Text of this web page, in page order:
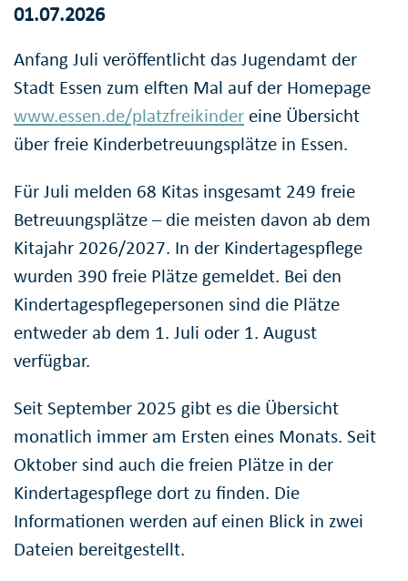
01.07.2026
Anfang Juli veröffentlicht das Jugendamt der
Stadt Essen zum elften Mal auf der Homepage
www.essen.de/platzfreikinder eine Übersicht
über freie Kinderbetreuungsplätze in Essen.
Für Juli melden 68 Kitas insgesamt 249 freie
Betreuungsplätze – die meisten davon ab dem
Kitajahr 2026/2027. In der Kindertagespflege
wurden 390 freie Plätze gemeldet. Bei den
Kindertagespflegepersonen sind die Plätze
entweder ab dem 1. Juli oder 1. August
verfügbar.
Seit September 2025 gibt es die Übersicht
monatlich immer am Ersten eines Monats. Seit
Oktober sind auch die freien Plätze in der
Kindertagespflege dort zu finden. Die
Informationen werden auf einen Blick in zwei
Dateien bereitgestellt.